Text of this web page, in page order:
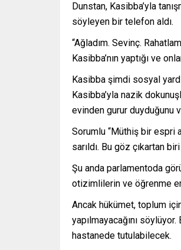
Dunstan, Kasibba’yla
söyleyen bir telefon aldı.
“Ağladım. Sevinç.
Kasibba’nın yaptığı ve
Kasibba şimdi sosyal
Kasibba’yla nazik
evinden gurur duyduğunu
Sorumlu “Müthiş bir espri
sarıldı. Bu göz çıkartan
Şu anda parlamentoda
otizimlilerin ve öğrenme
Ancak hükümet, toplum
yapılmayacağını
hastanede tutulabilecek.